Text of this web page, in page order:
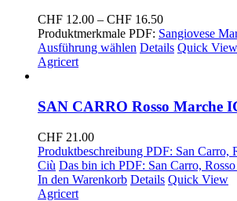
CHF 12.00 – CHF 16.50Preisspanne:
CHF 12.00
bis
Produktmerkmale PDF: Sangiovese
Ausführung wählen Details Quick View
Agricert
SAN CARRO Rosso Marche
CHF 21.00
Produktbeschreibung PDF: San Carro,
Ciù Das bin ich PDF: San Carro,
In den Warenkorb Details Quick View
Agricert